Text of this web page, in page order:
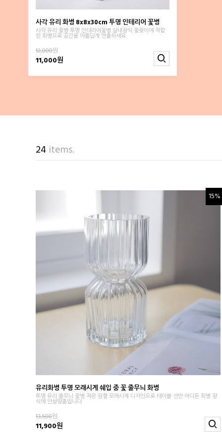
사각 유리 화병 8x8x30cm 투명 인테리어 꽃병
사각 유리 꽃병 투명 인테리어꽃병 실내장식 꽃꽂이에 적합
한 화병으로 공간을 아름답게 연출하세요
12,000원
11,000원
24 items.
15%
유리화병 투명 모래시계 쉐입 중 꽃 줄무늬 화병
투명 유리 줄무늬 꽃병 작은 원형 모래시계 디자인으로 테이블 선반 어디든 화병 장
식에 안성맞춤입니다
13,500원
11,900원